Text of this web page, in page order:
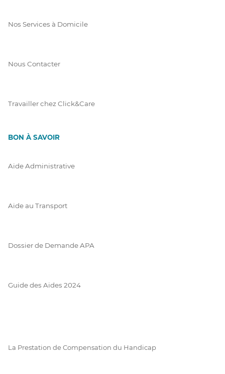
Nos Services à Domicile
Nous Contacter
Travailler chez Click&Care
BON À SAVOIR
Aide Administrative
Aide au Transport
Dossier de Demande APA
Guide des Aides 2024
La Prestation de Compensation du Handicap